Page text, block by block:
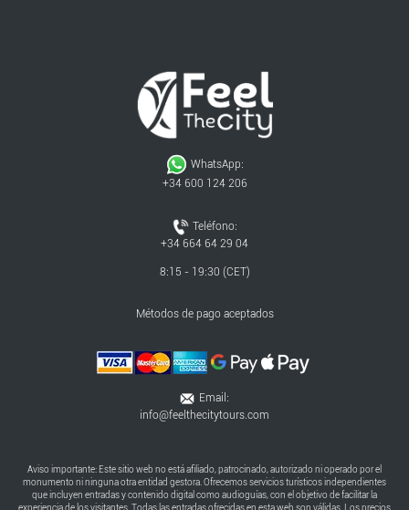
WhatsApp:
+34 600 124 206
Teléfono:
+34 664 64 29 04
8:15 - 19:30 (CET)
Métodos de pago aceptados
Email:
info@feelthecitytours.com
Aviso importante: Este sitio web no está afiliado, patrocinado, autorizado ni operado por el
monumento ni ninguna otra entidad gestora. Ofrecemos servicios turísticos independientes
que incluyen entradas y contenido digital como audioguías, con el objetivo de facilitar la